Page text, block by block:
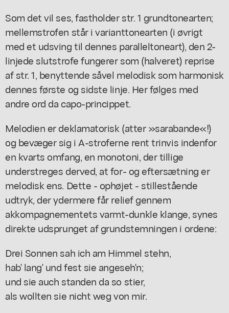
Som det vil ses, fastholder str. 1 grundtonearten;
mellemstrofen står i varianttonearten (i øvrigt
med et udsving til dennes paralleltoneart), den 2-
linjede slutstrofe fungerer som (halveret) reprise
af str. 1, benyttende såvel melodisk som harmonisk
dennes første og sidste linje. Her følges med
andre ord da capo-princippet.
Melodien er deklamatorisk (atter »sarabande«!)
og bevæger sig i A-stroferne rent trinvis indenfor
en kvarts omfang, en monotoni, der tillige
understreges derved, at for- og eftersætning er
melodisk ens. Dette - ophøjet - stillestående
udtryk, der ydermere får relief gennem
akkompagnementets varmt-dunkle klange, synes
direkte udsprunget af grundstemningen i ordene:
Drei Sonnen sah ich am Himmel stehn,
hab' lang' und fest sie angeseh'n;
und sie auch standen da so stier,
als wollten sie nicht weg von mir.